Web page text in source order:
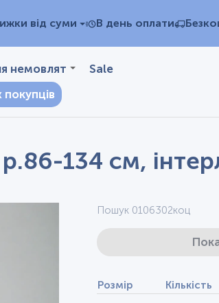
від суми В день оплати
немовлят
Sale
134 см,
Пошук 0106302коц
Розмір Кількість